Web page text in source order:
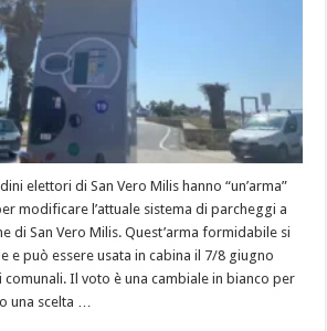
elettori di San Vero Milis hanno “un’arma”
modificare l’attuale sistema di parcheggi a
di San Vero Milis. Quest’arma formidabile si
e può essere usata in cabina il 7/8 giugno
Il voto è una cambiale in bianco per
una scelta …